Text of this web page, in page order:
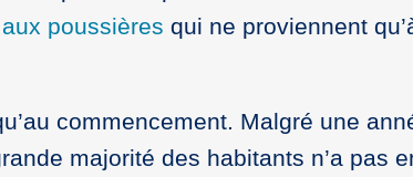
poussières qui ne proviennent
commencement. Malgré une
majorité des habitants n’a pas